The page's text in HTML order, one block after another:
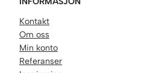
Kontakt
Om oss
Min konto
Referanser